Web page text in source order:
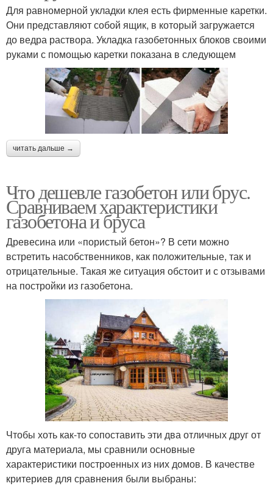
Для равномерной укладки клея есть фирменные каретки.
Они представляют собой ящик, в который загружается
до ведра раствора. Укладка газобетонных блоков своими
руками с помощью каретки показана в следующем
читать дальше →
Что дешевле газобетон или брус.
Сравниваем характеристики
газобетона и бруса
Древесина или «пористый бетон»? В сети можно
встретить насобственников, как положительные, так и
отрицательные. Такая же ситуация обстоит и с отзывами
на постройки из газобетона.
Чтобы хоть как-то сопоставить эти два отличных друг от
друга материала, мы сравнили основные
характеристики построенных из них домов. В качестве
критериев для сравнения были выбраны: